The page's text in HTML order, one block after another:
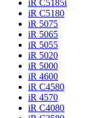
iR C5185i
iR C5180
iR 5075
iR 5065
iR 5055
iR 5020
iR 5000
iR 4600
iR C4580
iR 4570
iR C4080